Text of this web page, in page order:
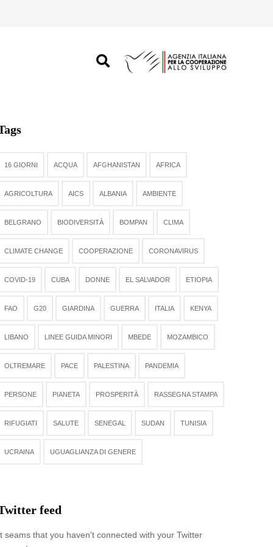
16 GIORNI ACQUA AFGHANISTAN AFRICA
AGRICOLTURA AICS ALBANIA AMBIENTE
BELGRANO BIODIVERSITÀ BOMPAN CLIMA
CLIMATE CHANGE COOPERAZIONE CORONAVIRUS
COVID-19 CUBA DONNE EL SALVADOR ETIOPIA
FAO G20 GIARDINA GUERRA ITALIA KENYA
LIBANO LINEE GUIDA MINORI MBEDE MOZAMBICO
OLTREMARE PACE PALESTINA PANDEMIA
PERSONE PIANETA PROSPERITÀ RASSEGNA STAMPA
RIFUGIATI SALUTE SENEGAL SUDAN TUNISIA
UCRAINA UGUAGLIANZA DI GENERE
feed
seams that you haven't connected with your Twitter